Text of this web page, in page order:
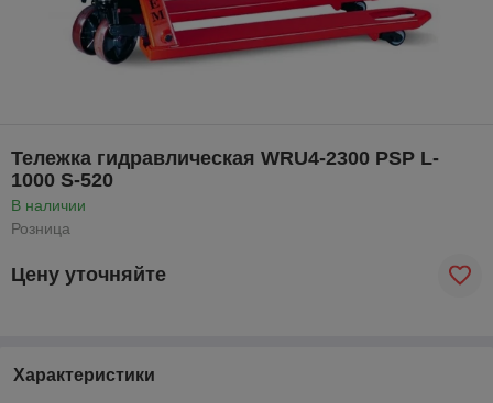
Тележка гидравлическая WRU4-2300 PSP L-
1000 S-520
В наличии
Розница
Цену уточняйте
Характеристики